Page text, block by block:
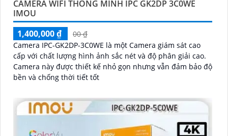
CAMERA WIFI THÔNG MINH IPC GK2DP 3C0WE
IMOU
1,400,000 ₫
00 ₫
Camera IPC-GK2DP-3C0WE là một Camera giám sát cao
cấp với chất lượng hình ảnh sắc nét và độ phân giải cao.
Camera này được thiết kế nhỏ gọn nhưng vẫn đảm bảo độ
bền và chống thời tiết tốt